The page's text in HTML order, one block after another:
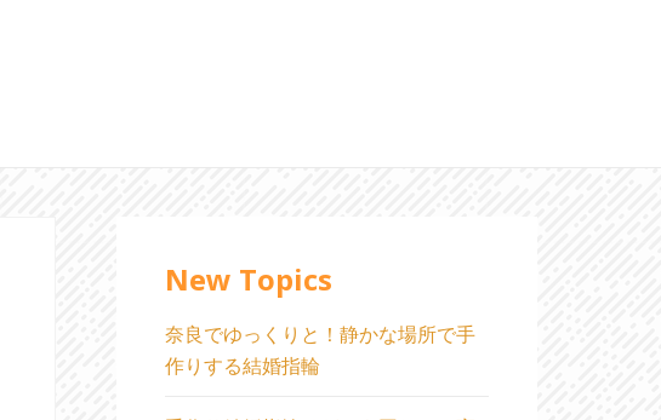
New Topics
奈良でゆっくりと！静かな場所で手
作りする結婚指輪